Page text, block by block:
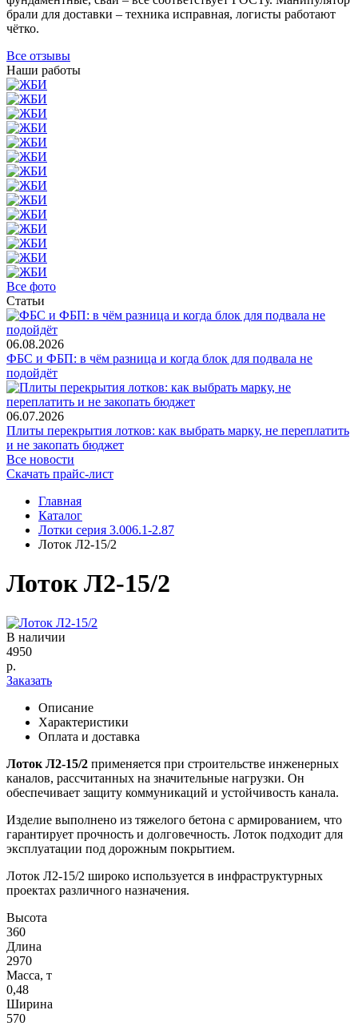
брали для доставки – техника исправная, логисты работают
чётко.
Все отзывы
Наши работы
Все фото
Статьи
06.08.2026
ФБС и ФБП: в чём разница и когда блок для подвала не
подойдёт
06.07.2026
Плиты перекрытия лотков: как выбрать марку, не переплатить
и не закопать бюджет
Все новости
Скачать прайс-лист
Главная
Каталог
Лотки серия 3.006.1-2.87
Лоток Л2-15/2
Лоток Л2-15/2
В наличии
4950
р.
Заказать
Описание
Характеристики
Оплата и доставка
Лоток Л2-15/2 применяется при строительстве инженерных
каналов, рассчитанных на значительные нагрузки. Он
обеспечивает защиту коммуникаций и устойчивость канала.
Изделие выполнено из тяжелого бетона с армированием, что
гарантирует прочность и долговечность. Лоток подходит для
эксплуатации под дорожным покрытием.
Лоток Л2-15/2 широко используется в инфраструктурных
проектах различного назначения.
Высота
360
Длина
2970
Масса, т
0,48
Ширина
570